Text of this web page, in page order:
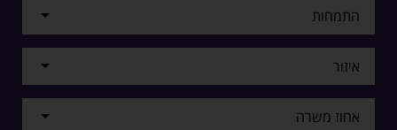
התמחות
איזור
אחוז משרה